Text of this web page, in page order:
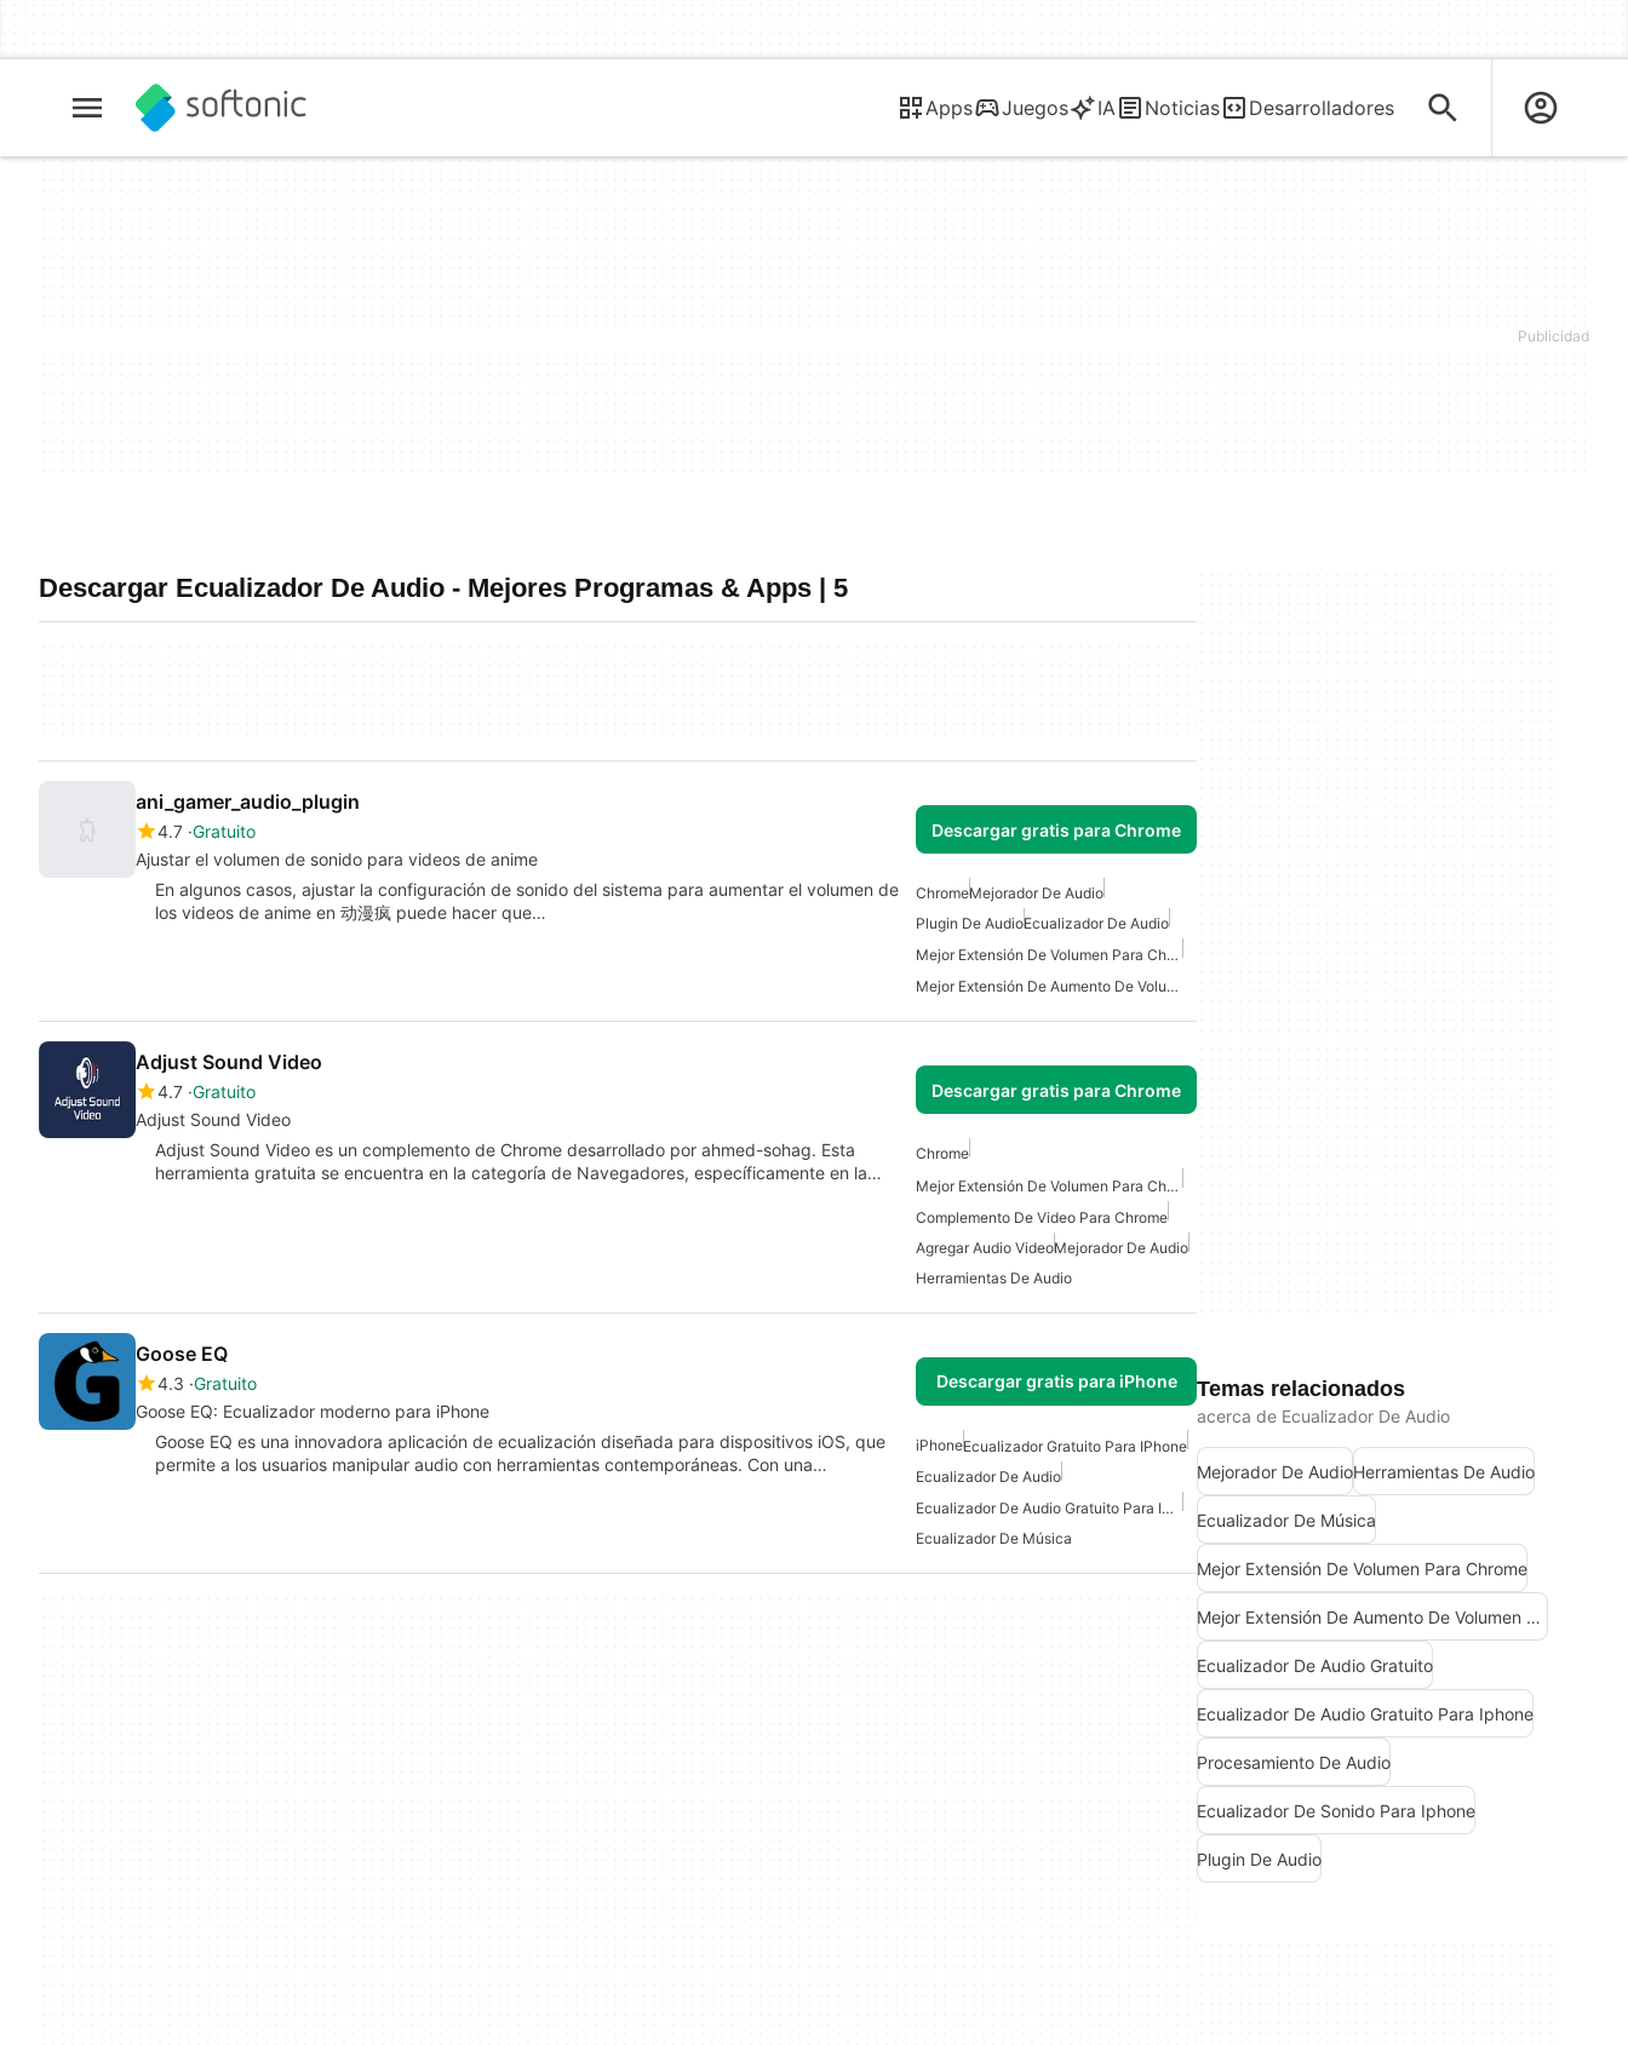
Apps Juegos IA Noticias Desarrolladores
Descargar Ecualizador De Audio - Mejores Programas & Apps | 5
ani_gamer_audio_plugin
4.7 Gratuito
Ajustar el volumen de sonido para videos de anime
Descargar gratis para Chrome
En algunos casos, ajustar la configuración de sonido del sistema para aumentar el volumen de
los videos de anime en 动漫疯 puede hacer que…
ChromeMejorador De Audio
Plugin De AudioEcualizador De Audio
Mejor Extensión De Volumen Para Chrome
Mejor Extensión De Aumento De Volumen Para Chrome
Adjust Sound Video
4.7 Gratuito
Adjust Sound Video
Descargar gratis para Chrome
Adjust Sound Video es un complemento de Chrome desarrollado por ahmed-sohag. Esta
herramienta gratuita se encuentra en la categoría de Navegadores, específicamente en la…
Chrome
Mejor Extensión De Volumen Para Chrome
Complemento De Video Para Chrome
Agregar Audio VideoMejorador De Audio
Herramientas De Audio
Goose EQ
4.3 Gratuito
Goose EQ: Ecualizador moderno para iPhone
Descargar gratis para iPhone
Goose EQ es una innovadora aplicación de ecualización diseñada para dispositivos iOS, que
permite a los usuarios manipular audio con herramientas contemporáneas. Con una…
iPhoneEcualizador Gratuito Para IPhone
Ecualizador De Audio
Ecualizador De Audio Gratuito Para IPhone
Ecualizador De Música
Temas relacionados
acerca de Ecualizador De Audio
Mejorador De AudioHerramientas De Audio
Ecualizador De Música
Mejor Extensión De Volumen Para Chrome
Mejor Extensión De Aumento De Volumen Para Chrome
Ecualizador De Audio Gratuito
Ecualizador De Audio Gratuito Para Iphone
Procesamiento De Audio
Ecualizador De Sonido Para Iphone
Plugin De Audio